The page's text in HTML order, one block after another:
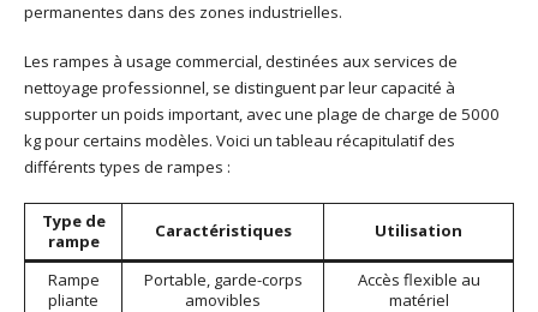
permanentes dans des zones industrielles.
Les rampes à usage commercial, destinées aux services de
nettoyage professionnel, se distinguent par leur capacité à
supporter un poids important, avec une plage de charge de 5000
kg pour certains modèles. Voici un tableau récapitulatif des
différents types de rampes :
Type de
rampe
Caractéristiques Utilisation
Rampe
pliante
Portable, garde-corps
amovibles
Accès flexible au
matériel